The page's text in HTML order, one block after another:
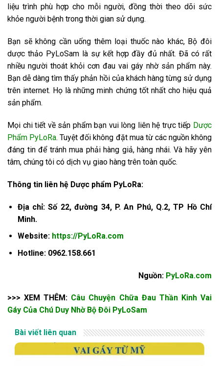
liệu trình phù hợp cho mỗi người, đồng thời theo dõi sức
khỏe người bệnh trong thời gian sử dụng.
Bạn sẽ không cần uống thêm loại thuốc nào khác, Bộ đôi
dược thảo PyLoSam là sự kết hợp đầy đủ nhất. Đã có rất
nhiều người thoát khỏi cơn đau vai gáy nhờ sản phẩm này.
Bạn dễ dàng tìm thấy phản hồi của khách hàng từng sử dụng
trên internet. Họ là những minh chứng tốt nhất cho hiệu quả
sản phẩm.
Mọi chi tiết về sản phẩm bạn vui lòng liên hệ trực tiếp Dược
Phẩm PyLoRa. Tuyệt đối không đặt mua từ các nguồn không
đáng tin để tránh mua phải hàng giả, hàng nhái. Và hãy yên
tâm, chúng tôi có dịch vụ giao hàng trên toàn quốc.
Thông tin liên hệ Dược phẩm PyLoRa:
Địa chỉ: Số 22, đường 34, P. An Phú, Q.2, TP Hồ Chí
Minh.
Website: https://PyLoRa.com
Hotline: 0962.158.661
Nguồn: PyLoRa.com
>>> XEM THÊM: Câu Chuyện Chữa Đau Thần Kinh Vai
Gáy Của Chú Duy Nhờ Bộ Đôi PyLoSam
Bài viết liên quan